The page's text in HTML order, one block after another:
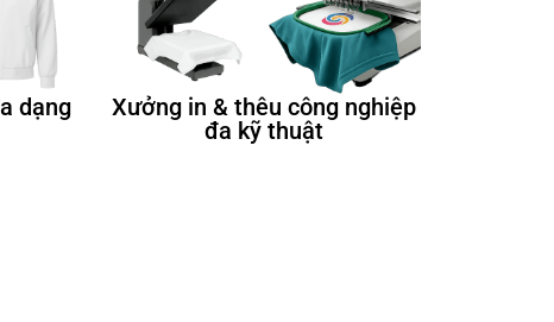
dạng
Xưởng in & thêu công nghiệp
đa kỹ thuật